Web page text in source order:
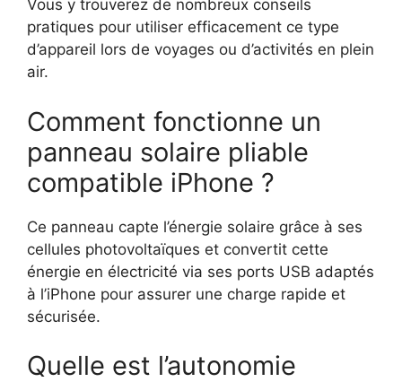
Vous y trouverez de nombreux conseils
pratiques pour utiliser efficacement ce type
d’appareil lors de voyages ou d’activités en plein
air.
Comment fonctionne un
panneau solaire pliable
compatible iPhone ?
Ce panneau capte l’énergie solaire grâce à ses
cellules photovoltaïques et convertit cette
énergie en électricité via ses ports USB adaptés
à l’iPhone pour assurer une charge rapide et
sécurisée.
Quelle est l’autonomie